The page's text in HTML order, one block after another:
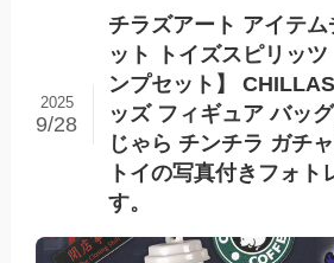
チラズアート アイテ
ット トイズスピリッ
ンプセット】
ッズ フィギュア バッ
じゃら チンチラ ガチ
トイの写真付きフォト
す。
2025
9/28